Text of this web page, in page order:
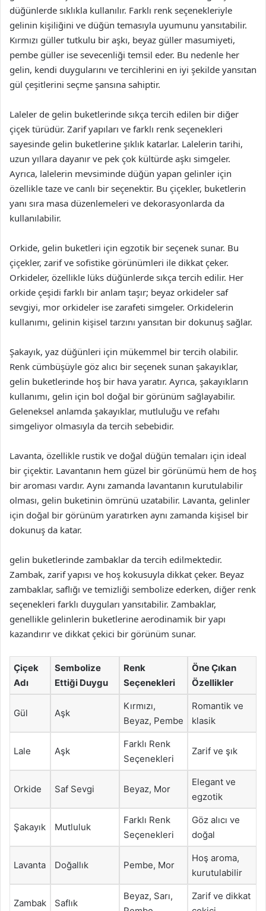
düğünlerde sıklıkla kullanılır. Farklı renk seçenekleriyle
gelinin kişiliğini ve düğün temasıyla uyumunu yansıtabilir.
Kırmızı güller tutkulu bir aşkı, beyaz güller masumiyeti,
pembe güller ise sevecenliği temsil eder. Bu nedenle her
gelin, kendi duygularını ve tercihlerini en iyi şekilde yansıtan
gül çeşitlerini seçme şansına sahiptir.
Laleler de gelin buketlerinde sıkça tercih edilen bir diğer
çiçek türüdür. Zarif yapıları ve farklı renk seçenekleri
sayesinde gelin buketlerine şıklık katarlar. Lalelerin tarihi,
uzun yıllara dayanır ve pek çok kültürde aşkı simgeler.
Ayrıca, lalelerin mevsiminde düğün yapan gelinler için
özellikle taze ve canlı bir seçenektir. Bu çiçekler, buketlerin
yanı sıra masa düzenlemeleri ve dekorasyonlarda da
kullanılabilir.
Orkide, gelin buketleri için egzotik bir seçenek sunar. Bu
çiçekler, zarif ve sofistike görünümleri ile dikkat çeker.
Orkideler, özellikle lüks düğünlerde sıkça tercih edilir. Her
orkide çeşidi farklı bir anlam taşır; beyaz orkideler saf
sevgiyi, mor orkideler ise zarafeti simgeler. Orkidelerin
kullanımı, gelinin kişisel tarzını yansıtan bir dokunuş sağlar.
Şakayık, yaz düğünleri için mükemmel bir tercih olabilir.
Renk cümbüşüyle göz alıcı bir seçenek sunan şakayıklar,
gelin buketlerinde hoş bir hava yaratır. Ayrıca, şakayıkların
kullanımı, gelin için bol doğal bir görünüm sağlayabilir.
Geleneksel anlamda şakayıklar, mutluluğu ve refahı
simgeliyor olmasıyla da tercih sebebidir.
Lavanta, özellikle rustik ve doğal düğün temaları için ideal
bir çiçektir. Lavantanın hem güzel bir görünümü hem de hoş
bir aroması vardır. Aynı zamanda lavantanın kurutulabilir
olması, gelin buketinin ömrünü uzatabilir. Lavanta, gelinler
için doğal bir görünüm yaratırken aynı zamanda kişisel bir
dokunuş da katar.
gelin buketlerinde zambaklar da tercih edilmektedir.
Zambak, zarif yapısı ve hoş kokusuyla dikkat çeker. Beyaz
zambaklar, saflığı ve temizliği sembolize ederken, diğer renk
seçenekleri farklı duyguları yansıtabilir. Zambaklar,
genellikle gelinlerin buketlerine aerodinamik bir yapı
kazandırır ve dikkat çekici bir görünüm sunar.
Çiçek
Adı
Sembolize
Ettiği Duygu
Renk
Seçenekleri
Öne Çıkan
Özellikler
Gül Aşk
Kırmızı,
Beyaz, Pembe
Romantik ve
klasik
Lale Aşk
Farklı Renk
Seçenekleri
Zarif ve şık
Orkide Saf Sevgi Beyaz, Mor
Elegant ve
egzotik
Şakayık Mutluluk
Farklı Renk
Seçenekleri
Göz alıcı ve
doğal
Lavanta Doğallık Pembe, Mor
Hoş aroma,
kurutulabilir
Zambak Saflık
Beyaz, Sarı,
Zarif ve dikkat